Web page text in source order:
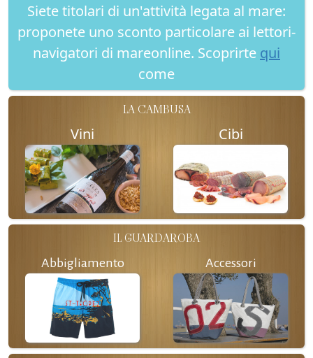
Siete titolari di un'attività legata al mare:
proponete uno sconto particolare ai lettori-
navigatori di mareonline. Scoprirte qui
come
LA CAMBUSA
Vini Cibi
IL GUARDAROBA
Abbigliamento Accessori